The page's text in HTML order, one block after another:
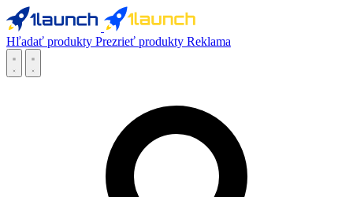
Hľadať produkty Prezrieť produkty Reklama